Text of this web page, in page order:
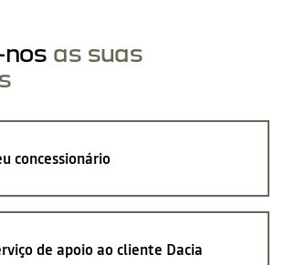
as suas
concessionário
de apoio ao cliente Dacia